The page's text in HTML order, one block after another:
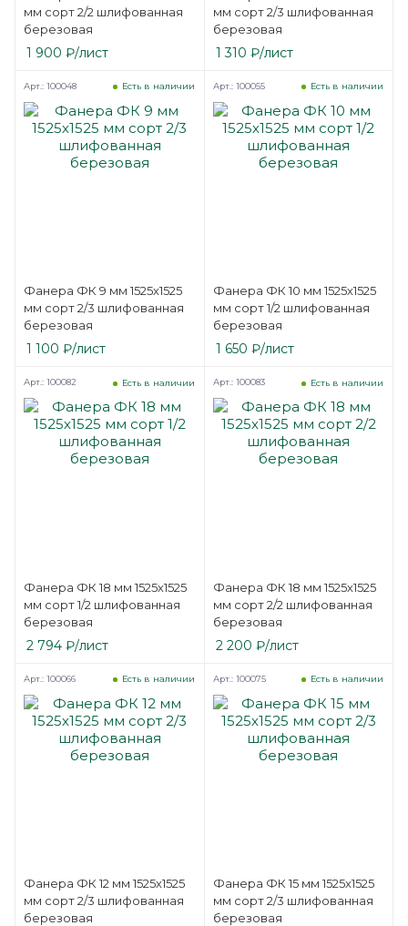
мм сорт 2/2 шлифованная
березовая
1 900 ₽/лист
мм сорт 2/3 шлифованная
березовая
1 310 ₽/лист
Фанера ФК 9 мм 1525х1525
мм сорт 2/3 шлифованная
березовая
Есть в наличии
Арт.: 100048
1 100 ₽/лист
Фанера ФК 10 мм 1525х1525
мм сорт 1/2 шлифованная
березовая
Есть в наличии
Арт.: 100055
1 650 ₽/лист
Фанера ФК 18 мм 1525х1525
мм сорт 1/2 шлифованная
березовая
Есть в наличии
Арт.: 100082
2 794 ₽/лист
Фанера ФК 18 мм 1525х1525
мм сорт 2/2 шлифованная
березовая
Есть в наличии
Арт.: 100083
2 200 ₽/лист
Фанера ФК 12 мм 1525х1525
мм сорт 2/3 шлифованная
березовая
Есть в наличии
Арт.: 100066
Фанера ФК 15 мм 1525х1525
мм сорт 2/3 шлифованная
березовая
Есть в наличии
Арт.: 100075